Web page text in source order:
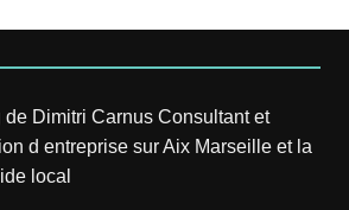
de Dimitri CarnusConsultant et
d entreprise sur Aix Marseille et la
local